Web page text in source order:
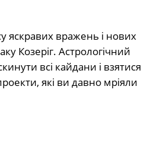
яскравих вражень і нових
Козеріг. Астрологічний
всі кайдани і взятися
які ви давно мріяли